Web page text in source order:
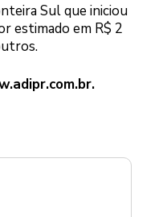
Sul que iniciou
estimado em R$ 2
.